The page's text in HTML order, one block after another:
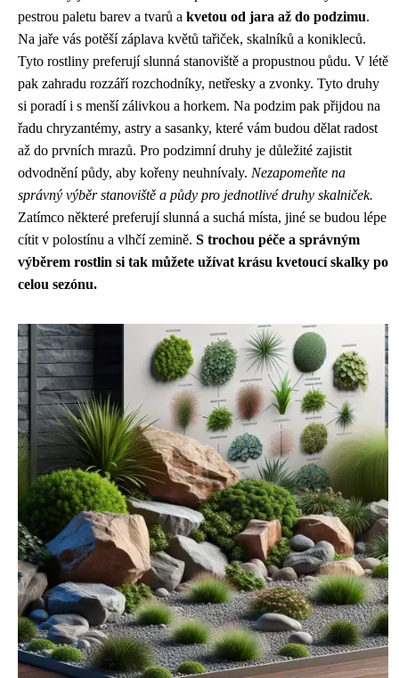
pestrou paletu barev a tvarů a kvetou od jara až do podzimu.
Na jaře vás potěší záplava květů tařiček, skalníků a konikleců.
Tyto rostliny preferují slunná stanoviště a propustnou půdu. V létě
pak zahradu rozzáří rozchodníky, netřesky a zvonky. Tyto druhy
si poradí i s menší zálivkou a horkem. Na podzim pak přijdou na
řadu chryzantémy, astry a sasanky, které vám budou dělat radost
až do prvních mrazů. Pro podzimní druhy je důležité zajistit
odvodnění půdy, aby kořeny neuhnívaly. Nezapomeňte na
správný výběr stanoviště a půdy pro jednotlivé druhy skalniček.
Zatímco některé preferují slunná a suchá místa, jiné se budou lépe
cítit v polostínu a vlhčí zemině. S trochou péče a správným
výběrem rostlin si tak můžete užívat krásu kvetoucí skalky po
celou sezónu.